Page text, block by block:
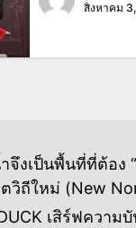
สิงหาคม
จึงเป็นพื้นที่ที่ต้อง
วิถีใหม่ (New
เสิร์ฟความบั